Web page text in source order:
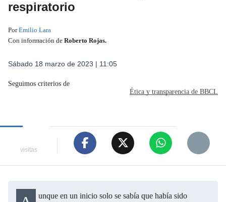
respiratorio
PorEmilio Lara
Con información deRoberto Rojas
Sábado 18 marzo de 2023 | 11:05
Seguimos criterios de
Ética y transparencia de BBCL
visitas